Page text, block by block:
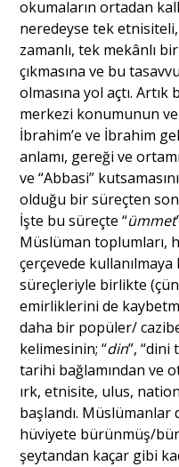
okumaların ortadan
neredeyse tek
zamanlı, tek mekânlı
çıkmasına ve bu
olmasına yol açtı.
merkezi konumunun ve
İbrahim’e ve İbrahim
anlamı, gereği ve
ve “Abbasi”
olduğu bir süreçten
İşte bu süreçte “ümmet
Müslüman toplumları,
çerçevede kullanılmaya
süreçleriyle birlikte
emirliklerini de
daha bir popüler/
kelimesinin; “din”,
tarihi bağlamından ve
ırk, etnisite, ulus,
başlandı. Müslümanlar
hüviyete bürünmüş/
şeytandan kaçar gibi